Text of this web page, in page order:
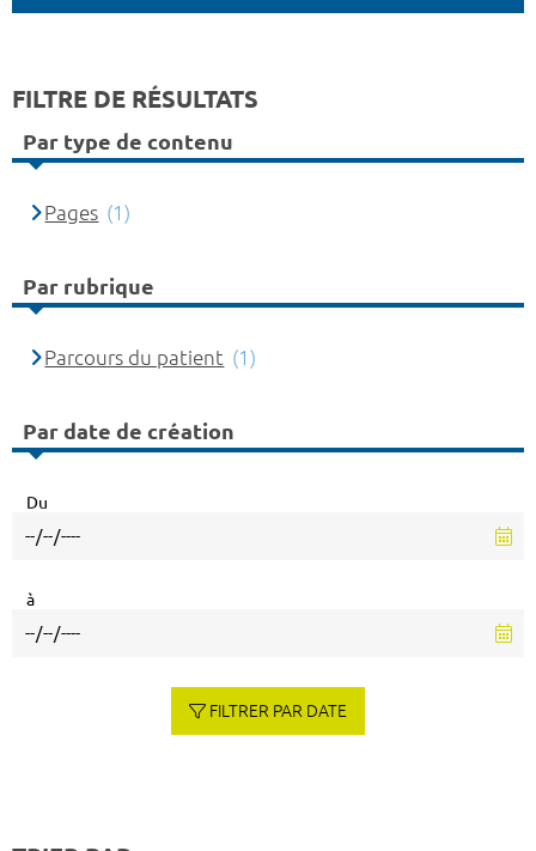
FILTRE DE RÉSULTATS
Par type de contenu
Pages (1)
Par rubrique
Parcours du patient (1)
Par date de création
Du
à
FILTRER PAR DATE